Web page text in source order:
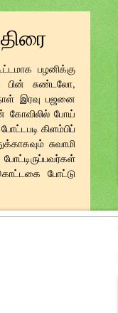
பழனிக்கு
பின் சுண்டலோ,
இரவு பஜனை
கோவிலில் போய்
கிளம்பிப்
சுவாமி
போட்டு